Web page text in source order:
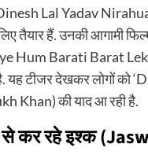
Lal Yadav
तैयार हैं. उनकी आगामी
Hum Barati Barat
यह टीजर देखकर लोगों को
Khan) की याद आ रही है.
से कर रहे इश्क